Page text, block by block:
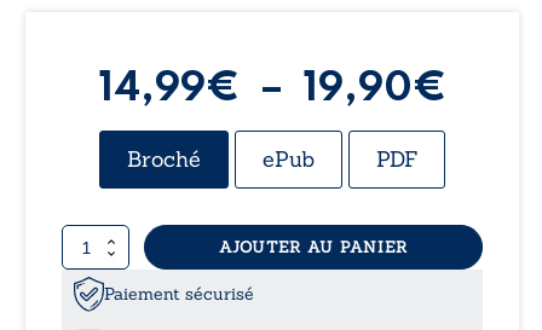
14,99€ – 19,90€
de
Broché ePub PDF
quantité
de
Mauvais
calculs
AJOUTER AU PANIER
Paiement sécurisé